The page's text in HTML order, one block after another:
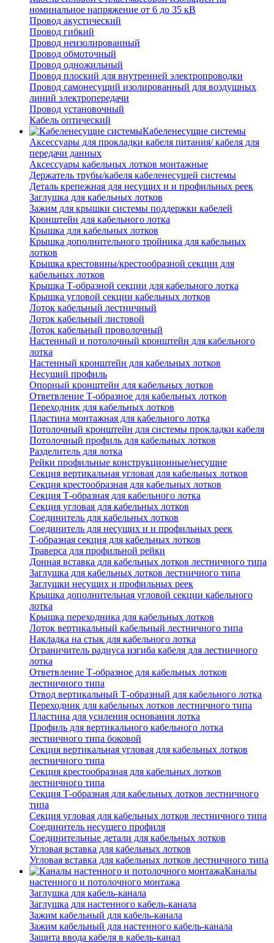
номинальное напряжение от 6 до 35 кВ
Провод акустический
Провод гибкий
Провод неизолированный
Провод обмоточный
Провод одножильный
Провод плоский для внутренней электропроводки
Провод самонесущий изолированный для воздушных
линий электропередачи
Провод установочный
Кабель оптический
Кабеленесущие системы
Аксессуары для прокладки кабеля питания/ кабеля для
передачи данных
Аксессуары кабельных лотков монтажные
Держатель трубы/кабеля кабеленесущей системы
Деталь крепежная для несущих и и профильных реек
Заглушка для кабельных лотков
Зажим для крышки системы поддержки кабелей
Кронштейн для кабельного лотка
Крышка для кабельных лотков
Крышка дополнительного тройника для кабельных
лотков
Крышка крестовины/крестообразной секции для
кабельных лотков
Крышка Т-образной секции для кабельного лотка
Крышка угловой секции кабельных лотков
Лоток кабельный лестничный
Лоток кабельный листовой
Лоток кабельный проволочный
Настенный и потолочный кронштейн для кабельного
лотка
Настенный кронштейн для кабельных лотков
Несущий профиль
Опорный кронштейн для кабельных лотков
Ответвление Т-образное для кабельных лотков
Переходник для кабельных лотков
Пластина монтажная для кабельного лотка
Потолочный кронштейн для системы прокладки кабеля
Потолочный профиль для кабельных лотков
Разделитель для лотка
Рейки профильные конструкционные/несущие
Секция вертикальная угловая для кабельных лотков
Секция крестообразная для кабельных лотков
Секция Т-образная для кабельного лотка
Секция угловая для кабельных лотков
Соединитель для кабельных лотков
Соединитель для несущих и и профильных реек
Т-образная секция для кабельных лотков
Траверса для профильной рейки
Донная вставка для кабельных лотков лестничного типа
Заглушка для кабельных лотков лестничного типа
Заглушки несущих и профильных реек
Крышка дополнительная угловой секции кабельного
лотка
Крышка переходника для кабельных лотков
Лоток вертикальный кабельный лестничного типа
Накладка на стык для кабельного лотка
Ограничитель радиуса изгиба кабеля для лестничного
лотка
Ответвление Т-образное для кабельных лотков
лестничного типа
Отвод вертикальный Т-образный для кабельного лотка
Переходник для кабельных лотков лестничного типа
Пластина для усиления основания лотка
Профиль для вертикального кабельного лотка
лестничного типа боковой
Секция вертикальная угловая для кабельных лотков
лестничного типа
Секция крестообразная для кабельных лотков
лестничного типа
Секция Т-образная для кабельных лотков лестничного
типа
Секция угловая для кабельных лотков лестничного типа
Соединитель несущего профиля
Соединительные детали для кабельных лотков
Угловая вставка для кабельных лотков
Угловая вставка для кабельных лотков лестничного типа
Каналы
настенного и потолочного монтажа
Заглушка для кабель-канала
Заглушка для настенного кабель-канала
Зажим кабельный для кабель-канала
Зажим кабельный для настенного кабель-канала
Защита ввода кабеля в кабель-канал